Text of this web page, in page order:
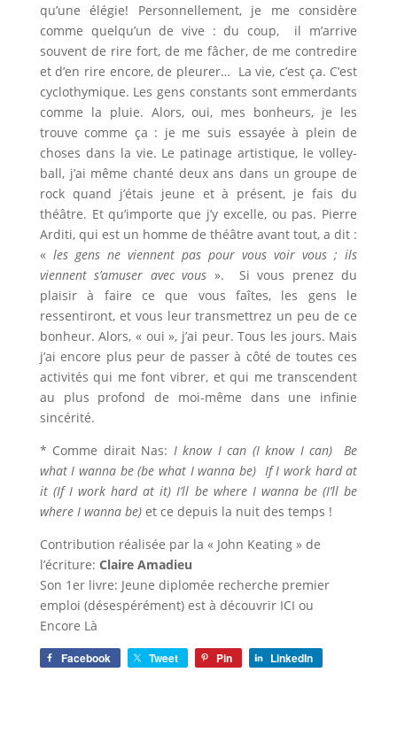
qu’une élégie! Personnellement, je me considère
comme quelqu’un de vive : du coup, il m’arrive
souvent de rire fort, de me fâcher, de me contredire
et d’en rire encore, de pleurer… La vie, c’est ça. C’est
cyclothymique. Les gens constants sont emmerdants
comme la pluie. Alors, oui, mes bonheurs, je les
trouve comme ça : je me suis essayée à plein de
choses dans la vie. Le patinage artistique, le volley-
ball, j’ai même chanté deux ans dans un groupe de
rock quand j’étais jeune et à présent, je fais du
théâtre. Et qu’importe que j’y excelle, ou pas. Pierre
Arditi, qui est un homme de théâtre avant tout, a dit :
«les gens ne viennent pas pour vous voir vous ; ils
viennent s’amuser avec vous ». Si vous prenez du
plaisir à faire ce que vous faîtes, les gens le
ressentiront, et vous leur transmettrez un peu de ce
bonheur. Alors, « oui », j’ai peur. Tous les jours. Mais
j’ai encore plus peur de passer à côté de toutes ces
activités qui me font vibrer, et qui me transcendent
au plus profond de moi-même dans une infinie
sincérité.
* Comme dirait Nas: I know I can (I know I can) Be
what I wanna be (be what I wanna be) If I work hard at
it (If I work hard at it) I’ll be where I wanna be (I’ll be
where I wanna be)et ce depuis la nuit des temps !
Contribution réalisée par la « John Keating » de
l’écriture: Claire Amadieu
Son 1er livre: Jeune diplomée recherche premier
emploi (désespérément) est à découvrir ICI ou
Encore Là
Facebook Tweet Pin LinkedIn